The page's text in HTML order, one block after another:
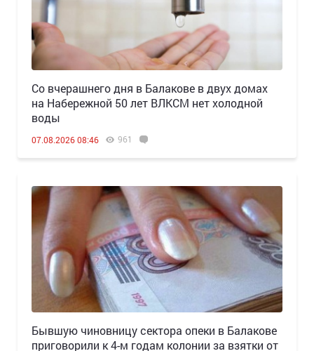
Со вчерашнего дня в Балакове в двух домах
на Набережной 50 лет ВЛКСМ нет холодной
воды
07.08.2026 08:46 961
Бывшую чиновницу сектора опеки в Балакове
приговорили к 4-м годам колонии за взятки от